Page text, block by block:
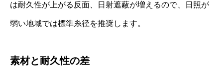
は耐久性が上がる反面、日射遮蔽が増えるので、日照が
弱い地域では標準糸径を推奨します。
素材と耐久性の差